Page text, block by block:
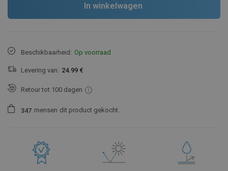
In winkelwagen
Beschikbaarheid: Op voorraad
Levering van: 24.99 €
Retour tot 100 dagen
347 mensen dit product gekocht.